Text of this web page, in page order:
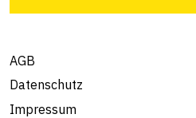
AGB
Datenschutz
Impressum